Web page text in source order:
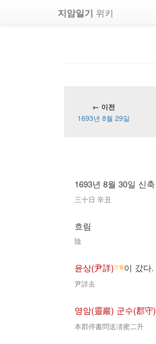
지암일기 위키
← 이전
1693년 8월 29일
1693년 8월 30일 신축
三十日 辛丑
흐림
陰
윤상(尹詳)인물이 갔다.
尹詳去
영암(靈巖) 군수(郡守)
本郡倅書問送淸蜜二升